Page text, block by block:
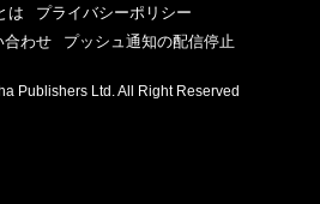
は
プライバシーポリシー
合わせ プッシュ通知の配信停止
Publishers Ltd. All Right Reserved